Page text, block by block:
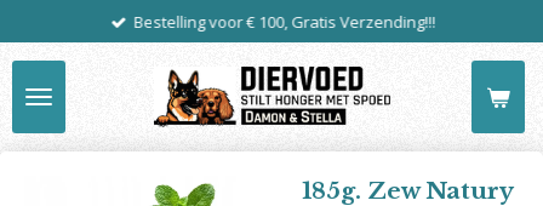
de
hoofdinhoud
Bestelling voor € 100, Gratis Verzending!!!
185g. Zew Natury